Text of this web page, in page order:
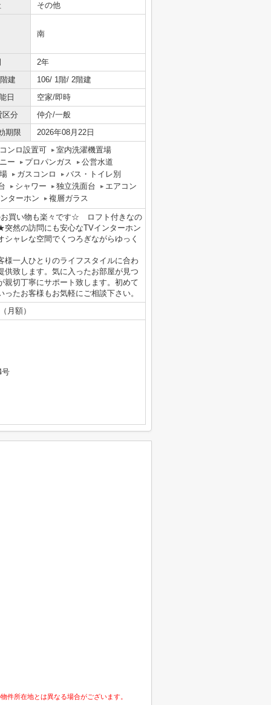
その他
南
2年
建
106/ 1階/ 2階建
日
空家/即時
区分
仲介/一般
期限
2026年08月22日
ンロ設置可
室内洗濯機置場
ー
プロパンガス
公営水道
ガスコンロ
バス・トイレ別
シャワー 独立洗面台
エアコン
ターホン
複層ガラス
買い物も楽々です☆ ロフト付きなの
然の訪問にも安心なTVインターホン
ャレな空間でくつろぎながらゆっく
一人ひとりのライフスタイルに合わ
致します。気に入ったお部屋が見つ
切丁寧にサポート致します。初めて
たお客様もお気軽にご相談下さい。
月額）
号
件所在地とは異なる場合がございます。